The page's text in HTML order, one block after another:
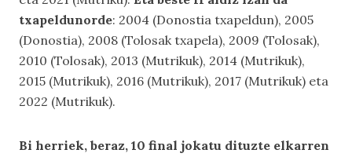
txapeldunorde: 2004 (Donostia txapeldun), 2005
(Donostia), 2008 (Tolosak txapela), 2009 (Tolosak),
2010 (Tolosak), 2013 (Mutrikuk), 2014 (Mutrikuk),
2015 (Mutrikuk), 2016 (Mutrikuk), 2017 (Mutrikuk) eta
2022 (Mutrikuk).
Bi herriek, beraz, 10 final jokatu dituzte elkarren